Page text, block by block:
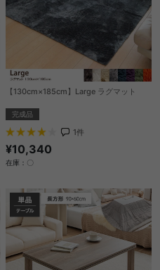
【130cm×185cm】Large ラグマット
完成品
1件
¥10,340
在庫：〇